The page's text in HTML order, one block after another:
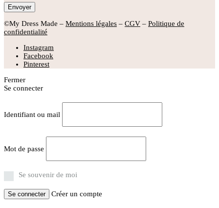
©My Dress Made – Mentions légales – CGV – Politique de
confidentialité
Instagram
Facebook
Pinterest
Fermer
Se connecter
Identifiant ou mail
Mot de passe
Se souvenir de moi
Se connecter Créer un compte